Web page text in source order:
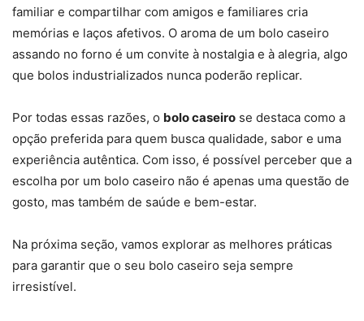
familiar e compartilhar com amigos e familiares cria
memórias e laços afetivos. O aroma de um bolo caseiro
assando no forno é um convite à nostalgia e à alegria, algo
que bolos industrializados nunca poderão replicar.
Por todas essas razões, o bolo caseiro se destaca como a
opção preferida para quem busca qualidade, sabor e uma
experiência autêntica. Com isso, é possível perceber que a
escolha por um bolo caseiro não é apenas uma questão de
gosto, mas também de saúde e bem-estar.
Na próxima seção, vamos explorar as melhores práticas
para garantir que o seu bolo caseiro seja sempre
irresistível.